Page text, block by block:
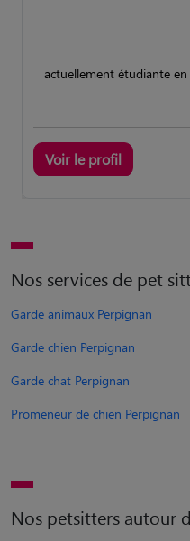
actuellement étudiante
Voir le profil
Nos services de pet
Garde animaux Perpignan
Garde chien Perpignan
Garde chat Perpignan
Promeneur de chien Perpignan
Nos petsitters autour